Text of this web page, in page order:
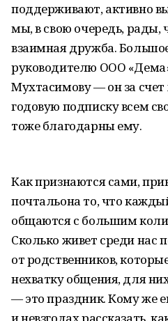
поддерживают, активно
мы, в свою очередь, рады,
взаимная дружба.
руководителю ООО
Мухтасимову — он за
годовую подписку всем
тоже благодарны ему.
Как признаются сами,
почтальона то, что
общаются с большим
Сколько живет среди
от родственников,
нехватку общения, для
— это праздник. Кому же